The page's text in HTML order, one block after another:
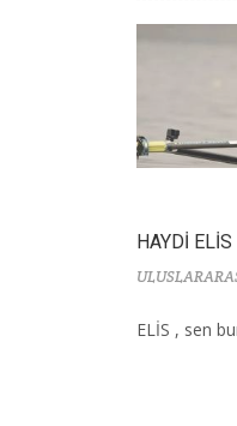
HAYDİ ELİS
ELİS , sen